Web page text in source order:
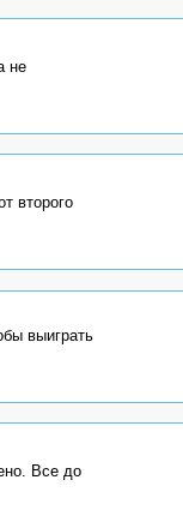
не
второго
выиграть
Все до